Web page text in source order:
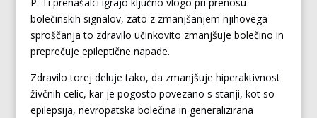
bolečinskih signalov, zato z zmanjšanjem njihovega
sproščanja to zdravilo učinkovito zmanjšuje bolečino in
preprečuje epileptične napade.
Zdravilo torej deluje tako, da zmanjšuje hiperaktivnost
živčnih celic, kar je pogosto povezano s stanji, kot so
epilepsija, nevropatska bolečina in generalizirana